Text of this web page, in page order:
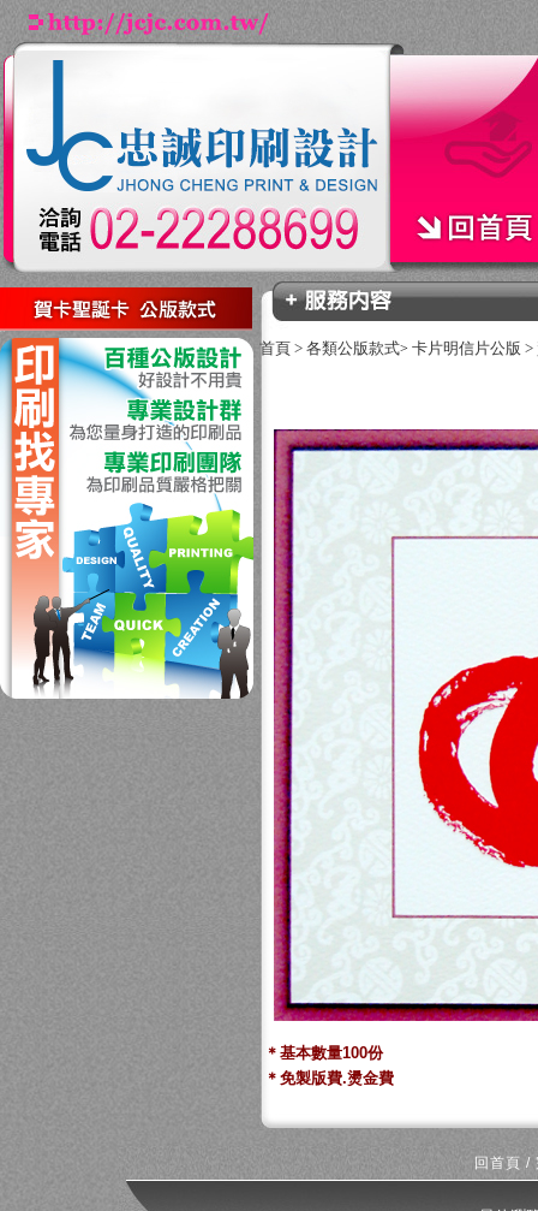
首頁 > 各類公版款式> 卡片明信片公版 >
＊基本數量100份
＊免製版費.燙金費
回首頁 /